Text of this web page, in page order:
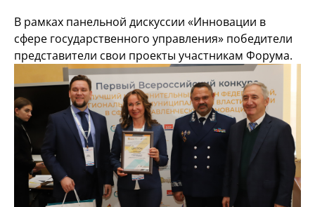
В рамках панельной дискуссии «Инновации в
сфере государственного управления» победители
представители свои проекты участникам Форума.